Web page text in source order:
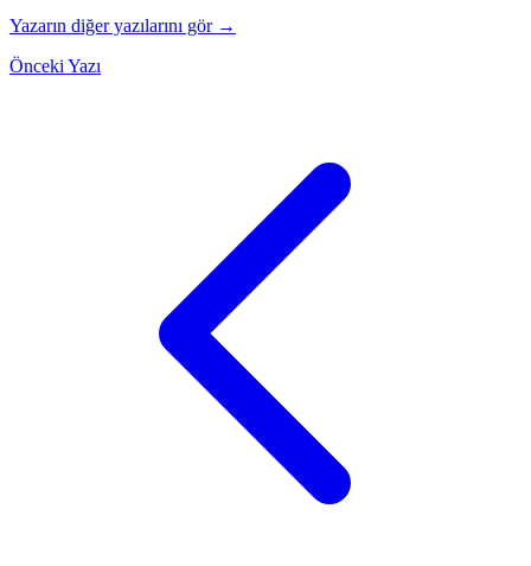
Yazarın diğer yazılarını gör →
Önceki Yazı